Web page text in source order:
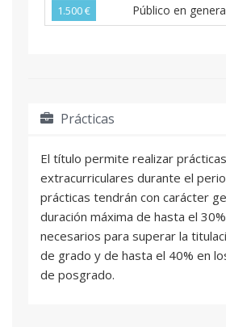
1.500 € Público en
Prácticas
El título permite realizar
extracurriculares durante el
prácticas tendrán con carácter
duración máxima de hasta el
necesarios para superar la
de grado y de hasta el 40% en
de posgrado.